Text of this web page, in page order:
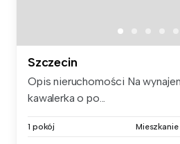
Szczecin
Opis nieruchomości Na
kawalerka o po...
1 pokój Mieszkanie